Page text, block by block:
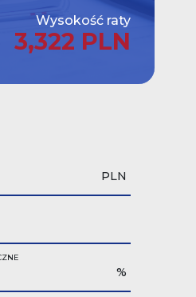
Wysokość raty
3,322 PLN
PLN
%